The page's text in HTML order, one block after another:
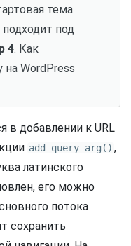
тема
под
4. Как
WordPress
в добавлении к URL
add_query_arg() ,
латинского
его можно
потока
сохранить